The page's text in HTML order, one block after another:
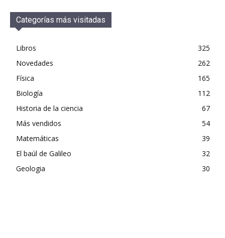
Categorías más visitadas
Libros
325
Novedades
262
Física
165
Biología
112
Historia de la ciencia
67
Más vendidos
54
Matemáticas
39
El baúl de Galileo
32
Geologia
30